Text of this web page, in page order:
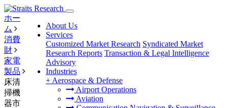
About Us
Services
Customized Market Research Syndicated Market
Research Reports Transaction & Legal Intelligence
Advisory
Industries
+ Aerospace & Defense
Airport Operations
Aviation
ホー
ム
消費
財
家電
製品
床清
掃機
器市